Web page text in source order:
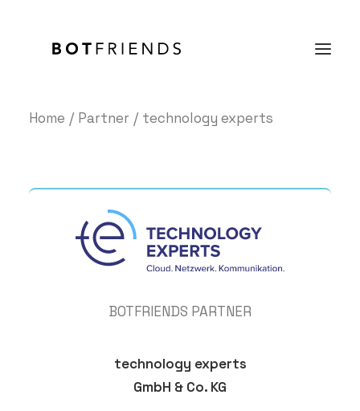
Home Partner technology experts
BOTFRIENDS PARTNER
technology experts
GmbH & Co. KG